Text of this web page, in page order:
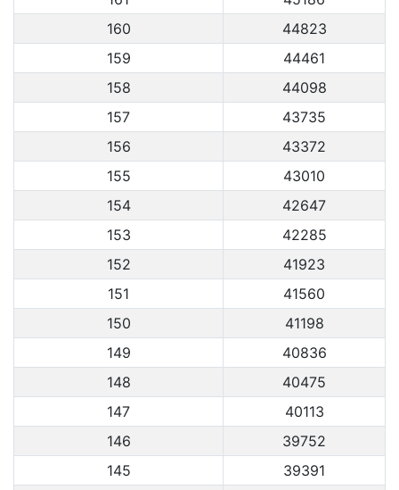
160
44823
159
44461
158
44098
157
43735
156
43372
155
43010
154
42647
153
42285
152
41923
151
41560
150
41198
149
40836
148
40475
147
40113
146
39752
145
39391